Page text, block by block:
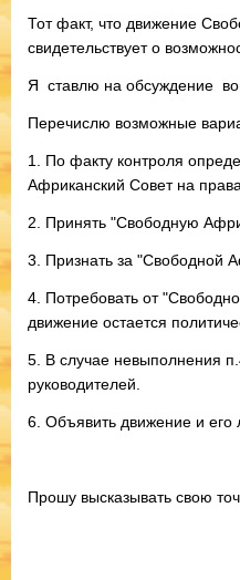
Тот факт, что движение
свидетельствует о
Я ставлю на обсуждение
Перечислю возможные
1. По факту контроля
Африканский Совет на
2. Принять "Свободную
3. Признать за "Свободной
4. Потребовать от
движение остается
5. В случае невыполнения
руководителей.
6. Объявить движение и его
Прошу высказывать свою